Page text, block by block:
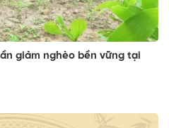
giảm nghèo bền vững tại